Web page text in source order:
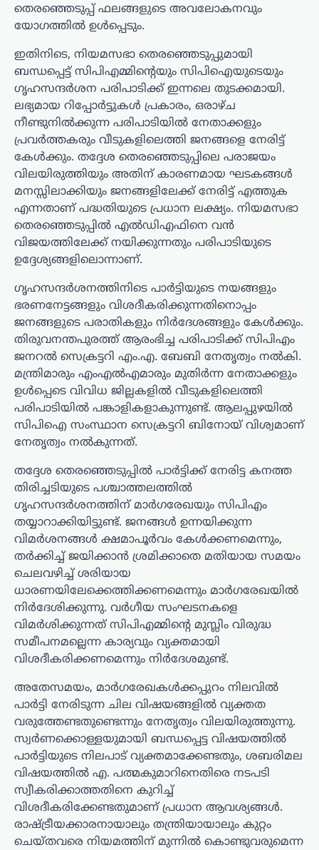
തെരഞ്ഞെടുപ്പ് ഫലങ്ങളുടെ അവലോകനവും
യോഗത്തിൽ ഉൾപ്പെടും.
ഇതിനിടെ, നിയമസഭാ തെരഞ്ഞെടുപ്പുമായി
ബന്ധപ്പെട്ട് സിപിഎമ്മിന്റെയും സിപിഐയുടെയും
ഗൃഹസന്ദർശന പരിപാടിക്ക് ഇന്നലെ തുടക്കമായി.
ലഭ്യമായ റിപ്പോർട്ടുകൾ പ്രകാരം, ഒരാഴ്ച
നീണ്ടുനിൽക്കുന്ന പരിപാടിയിൽ നേതാക്കളും
പ്രവർത്തകരും വീടുകളിലെത്തി ജനങ്ങളെ നേരിട്ട്
കേൾക്കും. തദ്ദേശ തെരഞ്ഞെടുപ്പിലെ പരാജയം
വിലയിരുത്തിയും അതിന് കാരണമായ ഘടകങ്ങൾ
മനസ്സിലാക്കിയും ജനങ്ങളിലേക്ക് നേരിട്ട് എത്തുക
എന്നതാണ് പദ്ധതിയുടെ പ്രധാന ലക്ഷ്യം. നിയമസഭാ
തെരഞ്ഞെടുപ്പിൽ എൽഡിഎഫിനെ വൻ
വിജയത്തിലേക്ക് നയിക്കുന്നതും പരിപാടിയുടെ
ഉദ്ദേശ്യങ്ങളിലൊന്നാണ്.
ഗൃഹസന്ദർശനത്തിനിടെ പാർട്ടിയുടെ നയങ്ങളും
ഭരണനേട്ടങ്ങളും വിശദീകരിക്കുന്നതിനൊപ്പം
ജനങ്ങളുടെ പരാതികളും നിർദേശങ്ങളും കേൾക്കും.
തിരുവനന്തപുരത്ത് ആരംഭിച്ച പരിപാടിക്ക് സിപിഎം
ജനറൽ സെക്രട്ടറി എം.എ. ബേബി നേതൃത്വം നൽകി.
മന്ത്രിമാരും എംഎൽഎമാരും മുതിർന്ന നേതാക്കളും
ഉൾപ്പെടെ വിവിധ ജില്ലകളിൽ വീടുകളിലെത്തി
പരിപാടിയിൽ പങ്കാളികളാകുന്നുണ്ട്. ആലപ്പുഴയിൽ
സിപിഐ സംസ്ഥാന സെക്രട്ടറി ബിനോയ് വിശ്വമാണ്
നേതൃത്വം നൽകുന്നത്.
തദ്ദേശ തെരഞ്ഞെടുപ്പിൽ പാർട്ടിക്ക് നേരിട്ട കനത്ത
തിരിച്ചടിയുടെ പശ്ചാത്തലത്തിൽ
ഗൃഹസന്ദർശനത്തിന് മാർഗരേഖയും സിപിഎം
തയ്യാറാക്കിയിട്ടുണ്ട്. ജനങ്ങൾ ഉന്നയിക്കുന്ന
വിമർശനങ്ങൾ ക്ഷമാപൂർവം കേൾക്കണമെന്നും,
തർക്കിച്ച് ജയിക്കാൻ ശ്രമിക്കാതെ മതിയായ സമയം
ചെലവഴിച്ച് ശരിയായ
ധാരണയിലേക്കെത്തിക്കണമെന്നും മാർഗരേഖയിൽ
നിർദേശിക്കുന്നു. വർഗീയ സംഘടനകളെ
വിമർശിക്കുന്നത് സിപിഎമ്മിന്റെ മുസ്ലിം വിരുദ്ധ
സമീപനമല്ലെന്ന കാര്യവും വ്യക്തമായി
വിശദീകരിക്കണമെന്നും നിർദേശമുണ്ട്.
അതേസമയം, മാർഗരേഖകൾക്കപ്പുറം നിലവിൽ
പാർട്ടി നേരിടുന്ന ചില വിഷയങ്ങളിൽ വ്യക്തത
വരുത്തേണ്ടതുണ്ടെന്നും നേതൃത്വം വിലയിരുത്തുന്നു.
സ്വർണക്കൊള്ളയുമായി ബന്ധപ്പെട്ട വിഷയത്തിൽ
പാർട്ടിയുടെ നിലപാട് വ്യക്തമാക്കേണ്ടതും, ശബരിമല
വിഷയത്തിൽ എ. പത്മകുമാറിനെതിരെ നടപടി
സ്വീകരിക്കാത്തതിനെ കുറിച്ച്
വിശദീകരിക്കേണ്ടതുമാണ് പ്രധാന ആവശ്യങ്ങൾ.
രാഷ്ട്രീയക്കാരനായാലും തന്ത്രിയായാലും കുറ്റം
ചെയ്തവരെ നിയമത്തിന് മുന്നിൽ കൊണ്ടുവരുമെന്ന